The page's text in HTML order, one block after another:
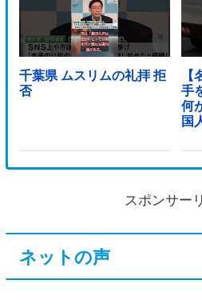
千葉県 ムスリムの礼拝 拒
否
手
何
国
スポンサー
ネットの声